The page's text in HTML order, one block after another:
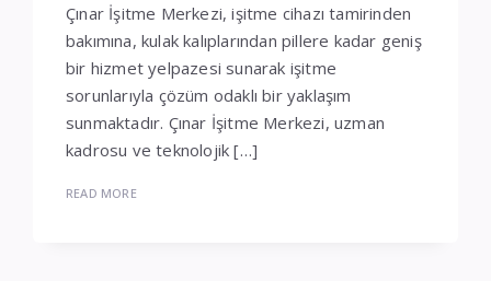
Çınar İşitme Merkezi, işitme cihazı tamirinden
bakımına, kulak kalıplarından pillere kadar geniş
bir hizmet yelpazesi sunarak işitme
sorunlarıyla çözüm odaklı bir yaklaşım
sunmaktadır. Çınar İşitme Merkezi, uzman
kadrosu ve teknolojik […]
READ MORE